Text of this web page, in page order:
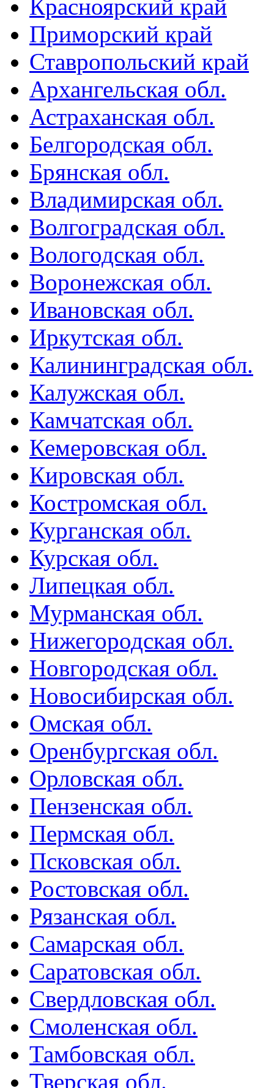
Красноярский край
Приморский край
Ставропольский край
Архангельская обл.
Астраханская обл.
Белгородская обл.
Брянская обл.
Владимирская обл.
Волгоградская обл.
Вологодская обл.
Воронежская обл.
Ивановская обл.
Иркутская обл.
Калининградская обл.
Калужская обл.
Камчатская обл.
Кемеровская обл.
Кировская обл.
Костромская обл.
Курганская обл.
Курская обл.
Липецкая обл.
Мурманская обл.
Нижегородская обл.
Новгородская обл.
Новосибирская обл.
Омская обл.
Оренбургская обл.
Орловская обл.
Пензенская обл.
Пермская обл.
Псковская обл.
Ростовская обл.
Рязанская обл.
Самарская обл.
Саратовская обл.
Свердловская обл.
Смоленская обл.
Тамбовская обл.
Тверская обл.